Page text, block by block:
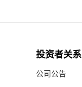
投资者关系
公司公告